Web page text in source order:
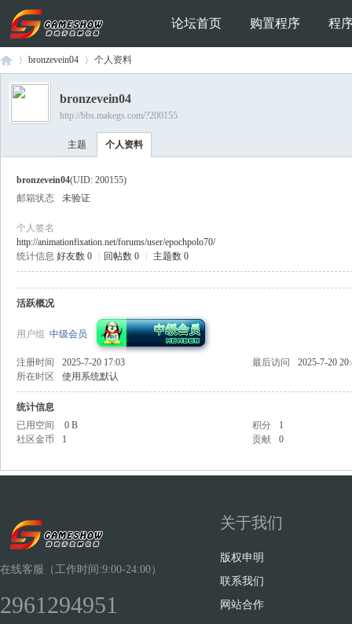
论坛首页 购置程序 程
ow
›
bronzevein04 个人资料
bronzevein04
http://bbs.makegs.com/?200155
主题 个人资料
bronzevein04(UID: 200155)
邮箱状态
未验证
个人签名
http://animationfixation.net/forums/user/epochpolo70/
统计信息 好友数 0 回帖数 0 主题数 0
活跃概况
用户组 中级会员
注册时间 2025-7-20 17:03 最后访问
2025-7-20
所在时区
使用系统默认
统计信息
已用空间
0 B 积分
1
社区金币
1 贡献 0
在线客服（工作时间:9:00-24:00）
2961294951
关于我们
版权申明
联系我们
网站合作